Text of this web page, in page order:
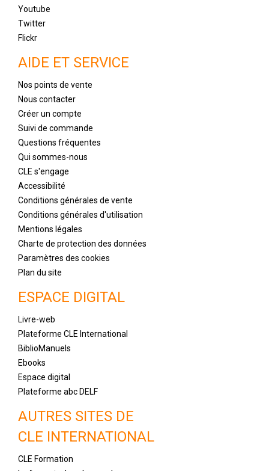
Youtube
Twitter
Flickr
AIDE ET SERVICE
Nos points de vente
Nous contacter
Créer un compte
Suivi de commande
Questions fréquentes
Qui sommes-nous
CLE s'engage
Accessibilité
Conditions générales de vente
Conditions générales d'utilisation
Mentions légales
Charte de protection des données
Paramètres des cookies
Plan du site
ESPACE DIGITAL
Livre-web
Plateforme CLE International
BiblioManuels
Ebooks
Espace digital
Plateforme abc DELF
AUTRES SITES DE
CLE INTERNATIONAL
CLE Formation